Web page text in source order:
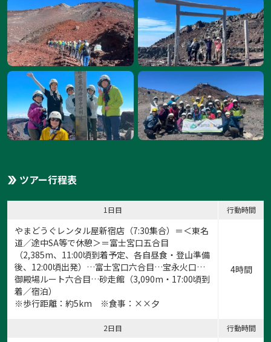
ツアー行程表
1日目 行動時間
やまどうぐレンタル屋新宿店 （7:30集合）＝＜東名
道／途中SA等で休憩＞＝富士宮口五合目
（2,385m、11:00頃到着予定、各自昼食・登山準備
後、12:00頃出発）…富士宮口六合目…宝永火口…
御殿場ルート六合目…砂走館（3,090m・17:00頃到
着／宿泊）
※歩行距離：約5km ※食事：××夕
4時間
2日目 行動時間
1:富士宮口新五合目からスタート
1/ 12